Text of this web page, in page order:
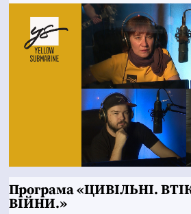
Програма «ЦИВІЛЬНІ.
ВІЙНИ.»